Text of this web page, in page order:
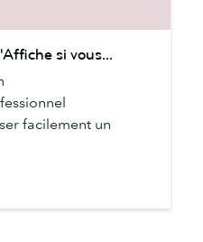
si vous...
facilement un